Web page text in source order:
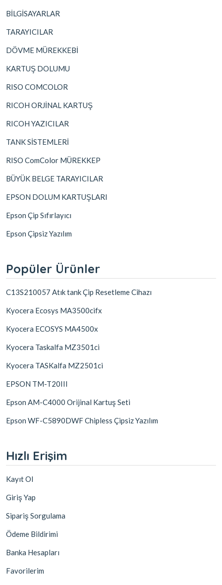
BİLGİSAYARLAR
TARAYICILAR
DÖVME MÜREKKEBİ
KARTUŞ DOLUMU
RISO COMCOLOR
RICOH ORJİNAL KARTUŞ
RICOH YAZICILAR
TANK SİSTEMLERİ
RISO ComColor MÜREKKEP
BÜYÜK BELGE TARAYICILAR
EPSON DOLUM KARTUŞLARI
Epson Çip Sıfırlayıcı
Epson Çipsiz Yazılım
Popüler Ürünler
C13S210057 Atık tank Çip Resetleme Cihazı
Kyocera Ecosys MA3500cifx
Kyocera ECOSYS MA4500x
Kyocera Taskalfa MZ3501ci
Kyocera TASKalfa MZ2501ci
EPSON TM-T20III
Epson AM-C4000 Orijinal Kartuş Seti
Epson WF-C5890DWF Chipless Çipsiz Yazılım
Hızlı Erişim
Kayıt Ol
Giriş Yap
Sipariş Sorgulama
Ödeme Bildirimi
Banka Hesapları
Favorilerim